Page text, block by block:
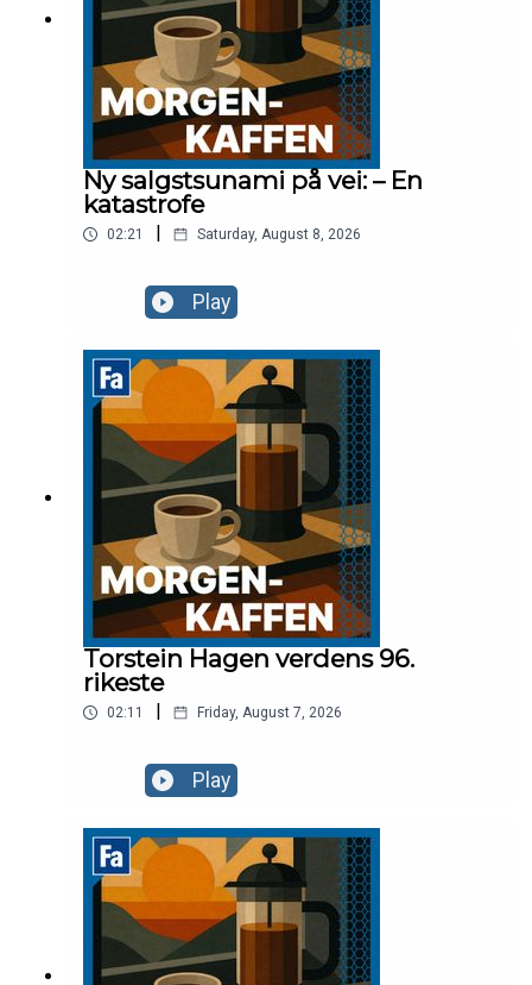
Ny salgstsunami på vei: – En
katastrofe
02:21 Saturday, August 8, 2026
Play
Torstein Hagen verdens 96.
rikeste
02:11 Friday, August 7, 2026
Play